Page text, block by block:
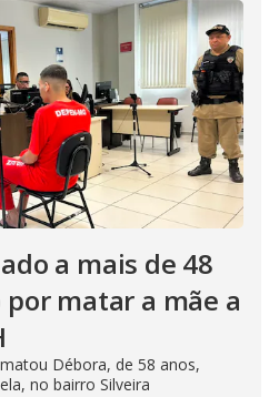
a mais de 48
matar a mãe a
Débora, de 58 anos,
no bairro Silveira